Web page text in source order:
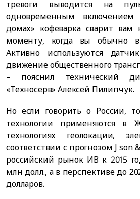
тревоги выводится на
одновременным
домах» кофеварка сварит
моменту, когда вы обычно
Активно используются
движение общественного
– пояснил технический
«Техносерв» Алексей Пилипчук.
Но если говорить о России,
технологии применяются в
технологиях геолокации,
соответствии с прогнозом J son
российский рынок ИВ к 2015
млн долл., а в перспективе до
долларов.